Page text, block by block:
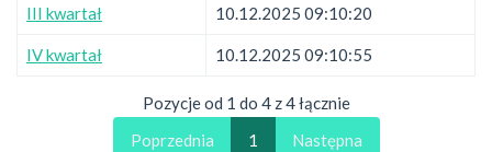
III kwartał 10.12.2025 09:10:20
IV kwartał 10.12.2025 09:10:55
Pozycje od 1 do 4 z 4 łącznie
Poprzednia
1 Następna